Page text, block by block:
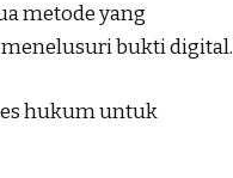
metode yang
bukti digital.
hukum untuk